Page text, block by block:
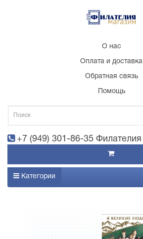
О нас
Оплата и доставка
Обратная связь
Помощь
+7 (949) 301-86-35 Филателия
Категории